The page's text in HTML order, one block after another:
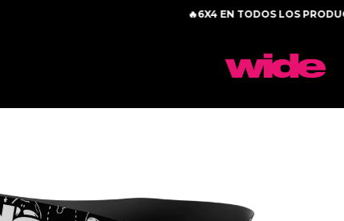
🔥6X4 EN TODOS LOS PRODUCTOS!